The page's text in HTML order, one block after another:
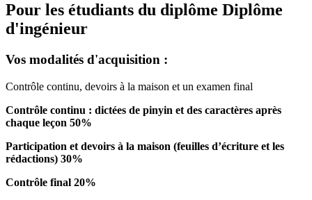
Pour les étudiants du diplôme Diplôme
d'ingénieur
Vos modalités d'acquisition :
Contrôle continu, devoirs à la maison et un examen final
Contrôle continu : dictées de pinyin et des caractères après
chaque leçon 50%
Participation et devoirs à la maison (feuilles d’écriture et les
rédactions) 30%
Contrôle final 20%